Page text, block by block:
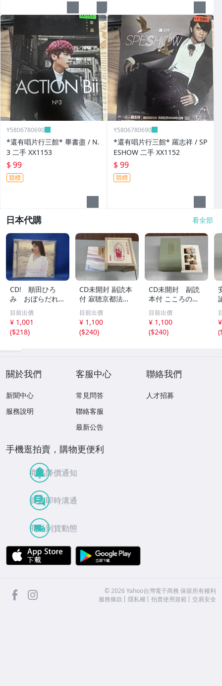
Y5806780690
*還有唱片行三館* 畢書盡 / N.
3 二手 XX1153
$ 99
競標
Y5806780690
*還有唱片行三館* 羅志祥 / SP
ESHOW 二手 XX1152
$ 99
競標
日本代購 看全部
CD! 順田ひろ
み おぼらだれ
ん 帯付き OM
CD-16 42405
目前出價
¥ 1,001
($218)
CD未開封 副読本
付 寂聴京都法話
集 ユーキャン
目前出價
¥ 1,100
($240)
CD未開封 副読
本付 こころの
扉 河合隼雄講話
集
目前出價
¥ 1,100
($240)
(
關於我們
新聞中心
服務說明
客服中心
常見問答
聯絡客服
最新公告
聯絡我們
人才招募
手機逛拍賣，購物更便利
商品降價通知
買賣即時溝通
商品到貨動態
APP Store
facebook ©2026 Yahoo台灣電子商務 保留所有權利
服務條款
隱私權 拍賣使用規範 交易安全